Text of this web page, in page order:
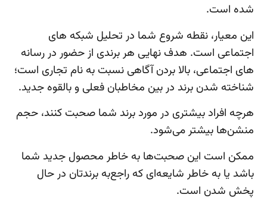
شده است.
این معیار، نقطه شروع شما در تحلیل شبکه های
اجتماعی است. هدف نهایی هر برندی از حضور در رسانه
های اجتماعی، بالا بردن آگاهی نسبت به نام تجاری است؛
شناخته شدن برند در بین مخاطبان فعلی و بالقوه جدید.
هرچه افراد بیشتری در مورد برند شما صحبت کنند، حجم
منشن‌ها بیشتر می‌شود.
ممکن است این صحبت‌ها به خاطر محصول جدید شما
باشد یا به خاطر شایعه‌ای که راجع‌به برندتان در حال
پخش شدن است.